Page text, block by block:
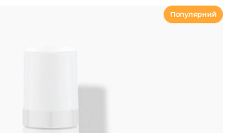
Популярний